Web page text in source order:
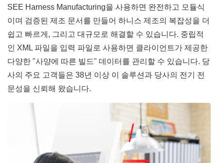
SEE Harness Manufacturing을 사용하면 완전하고 모듈식
이며 검증된 제조 문서를 만들어 하니스 제조의 복잡성을 더
쉽고 빠르게, 그리고 대규모로 해결할 수 있습니다. 중립적
인 XML 파일을 입력 파일로 사용하면 클라이언트가 제공한
다양한 "사양에 따른 빌드" 데이터를 관리할 수 있습니다. 당
사의 주요 고객들은 38년 이상 이 솔루션과 당사의 전기 전
문성을 신뢰해 왔습니다.